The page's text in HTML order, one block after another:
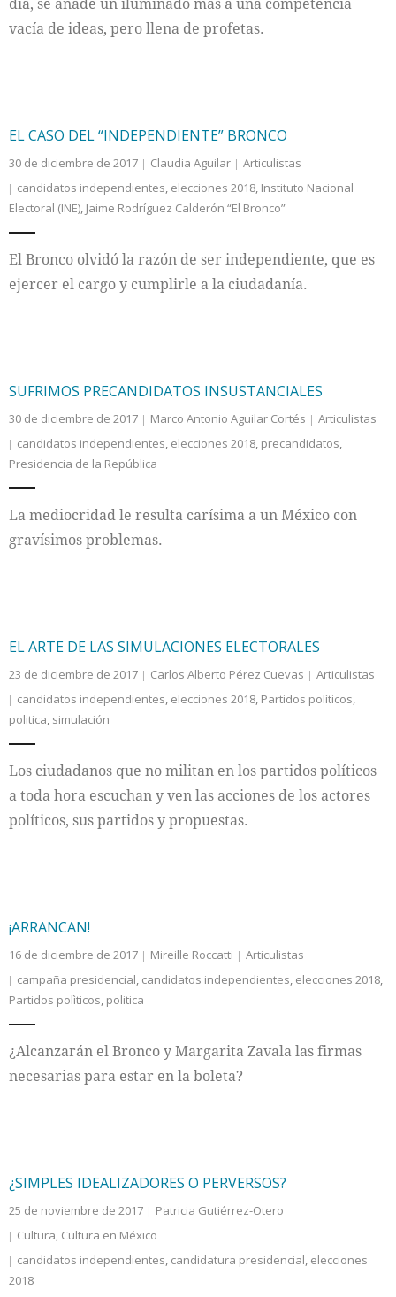
vacía de ideas, pero llena de profetas.
EL CASO DEL “INDEPENDIENTE” BRONCO
30 de diciembre de 2017 Claudia Aguilar
Articulistas
candidatos independientes, elecciones 2018, Instituto Nacional
Electoral (INE), Jaime Rodríguez Calderón “El Bronco”
El Bronco olvidó la razón de ser independiente, que es
ejercer el cargo y cumplirle a la ciudadanía.
SUFRIMOS PRECANDIDATOS INSUSTANCIALES
30 de diciembre de 2017 Marco Antonio Aguilar Cortés
Articulistas
candidatos independientes, elecciones 2018, precandidatos,
Presidencia de la República
La mediocridad le resulta carísima a un México con
gravísimos problemas.
EL ARTE DE LAS SIMULACIONES ELECTORALES
23 de diciembre de 2017 Carlos Alberto Pérez Cuevas
Articulistas
candidatos independientes, elecciones 2018, Partidos polìticos,
politica, simulación
Los ciudadanos que no militan en los partidos políticos
a toda hora escuchan y ven las acciones de los actores
políticos, sus partidos y propuestas.
¡ARRANCAN!
16 de diciembre de 2017 Mireille Roccatti
Articulistas
campaña presidencial, candidatos independientes, elecciones 2018,
Partidos polìticos, politica
¿Alcanzarán el Bronco y Margarita Zavala las firmas
necesarias para estar en la boleta?
¿SIMPLES IDEALIZADORES O PERVERSOS?
25 de noviembre de 2017
Patricia Gutiérrez-Otero
Cultura, Cultura en México
candidatos independientes, candidatura presidencial, elecciones
2018